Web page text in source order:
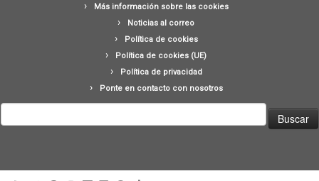
Más información sobre las cookies
Noticias al correo
Política de cookies
Política de cookies (UE)
Política de privacidad
Ponte en contacto con nosotros